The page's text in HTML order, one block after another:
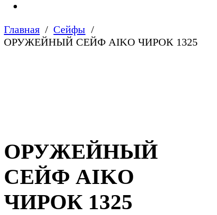
Главная
Сейфы
ОРУЖЕЙНЫЙ СЕЙФ AIKO ЧИРОК 1325
ОРУЖЕЙНЫЙ
СЕЙФ AIKO
ЧИРОК 1325